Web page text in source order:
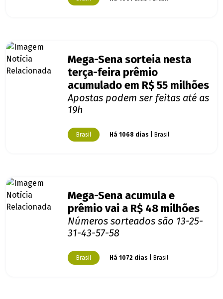
Mega-Sena sorteia nesta
terça-feira prêmio
acumulado em R$ 55 milhões
Apostas podem ser feitas até as
19h
Brasil Há 1068 dias | Brasil
Mega-Sena acumula e
prêmio vai a R$ 48 milhões
Números sorteados são 13-25-
31-43-57-58
Brasil Há 1072 dias | Brasil